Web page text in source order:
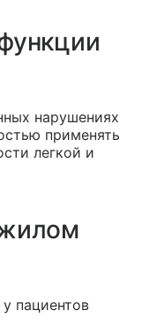
нарушениях
применять
легкой и
пациентов